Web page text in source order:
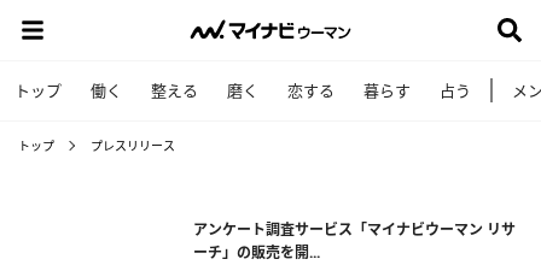
トップ 働く 整える 磨く 恋する 暮らす 占う メ
トップ プレスリリース
アンケート調査サービス「マイナビウーマン リサ
ーチ」の販売を開...